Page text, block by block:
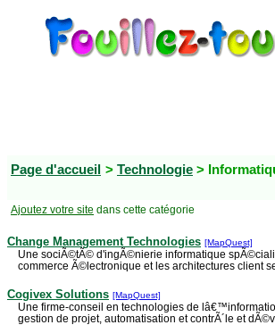
Page d'accueil > Technologie >
Ajoutez votre site dans cette catégorie
Change Management Technologies [MapQuest]
Une sociÃ©tÃ© d'ingÃ©nierie informatique
commerce Ã©lectronique et les architectures client
Cogivex Solutions [MapQuest]
Une firme-conseil en technologies de
gestion de projet, automatisation et contrÃ´le et